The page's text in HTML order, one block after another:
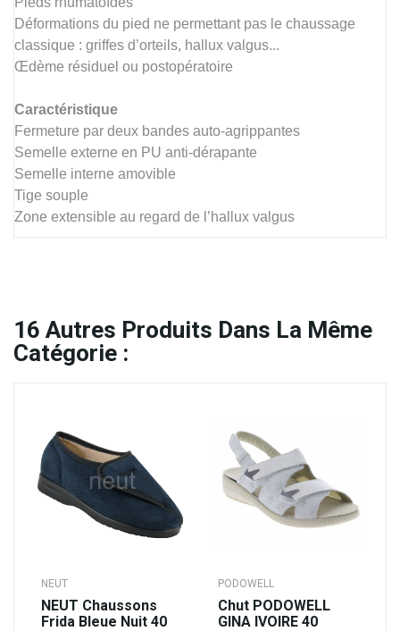
Déformations du pied ne permettant pas le chaussage
classique : griffes d’orteils, hallux valgus...
Œdème résiduel ou postopératoire
Caractéristique
Fermeture par deux bandes auto-agrippantes
Semelle externe en PU anti-dérapante
Semelle interne amovible
Tige souple
Zone extensible au regard de l’hallux valgus
16 Autres Produits Dans La Même
Catégorie :
NEUT
NEUT Chaussons
Frida Bleue Nuit 40
PODOWELL
Chut PODOWELL
GINA IVOIRE 40